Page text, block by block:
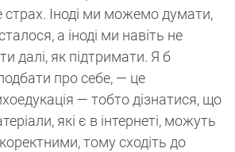
страх. Іноді ми можемо думати,
а іноді ми навіть не
далі, як підтримати. Я б
про себе, — це
— тобто дізнатися, що
які є в інтернеті, можуть
тому сходіть до